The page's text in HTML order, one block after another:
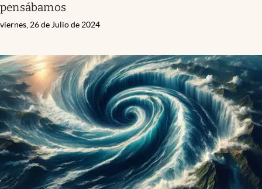
pensábamos
viernes, 26 de Julio de 2024